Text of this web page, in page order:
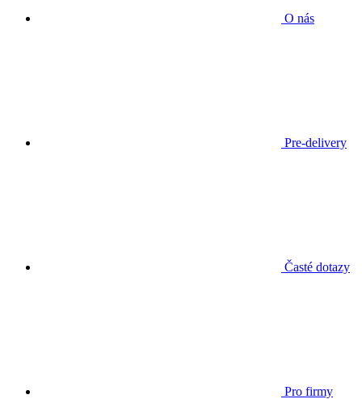
O nás
Pre-delivery
Časté dotazy
Pro firmy